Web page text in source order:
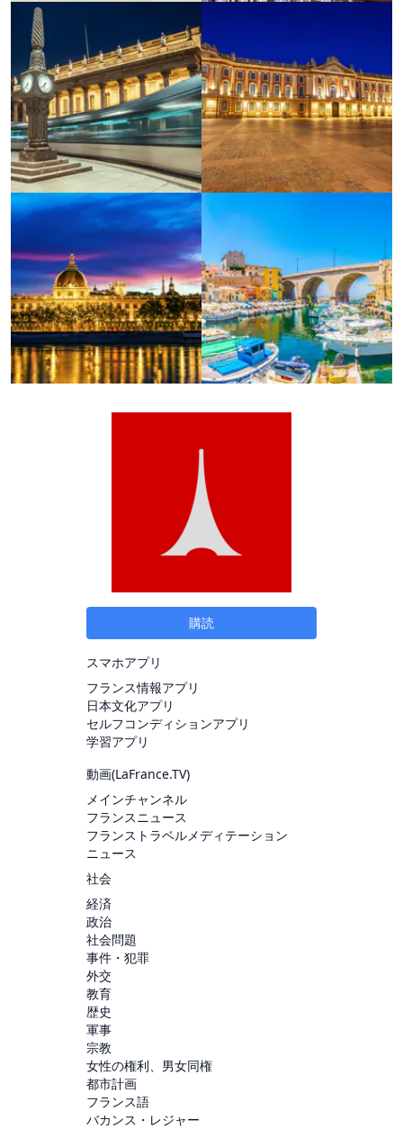
購読
スマホアプリ
フランス情報アプリ
日本文化アプリ
セルフコンディションアプリ
学習アプリ
動画(LaFrance.TV)
メインチャンネル
フランスニュース
フランストラベルメディテーション
ニュース
社会
経済
政治
社会問題
事件・犯罪
外交
教育
歴史
軍事
宗教
女性の権利、男女同権
都市計画
フランス語
バカンス・レジャー